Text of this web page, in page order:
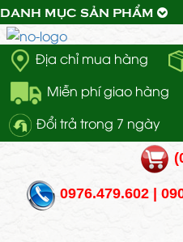
Địa chỉ mua hàng
Miễn phí giao hàng
Đổi trả trong 7 ngày
(
0976.479.602 |
DANH MỤC SẢN PHẨM